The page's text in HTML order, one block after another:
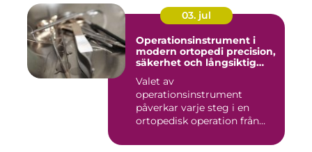
03. jul
Operationsinstrument i
modern ortopedi precision,
säkerhet och långsiktig
Valet av
operationsinstrument
påverkar varje steg i en
ortopedisk operation från